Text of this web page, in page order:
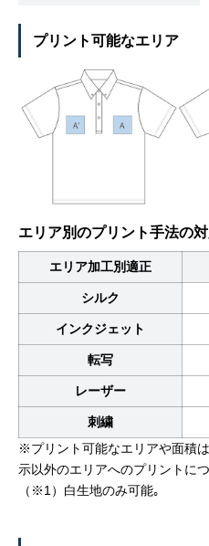
プリント可能なエリア
エリア別のプリント手法の
エリア加工別適正
シルク
インクジェット
転写
レーザー
刺繍
※プリント可能なエリアや面積
示以外のエリアへのプリントに
（※1）白生地のみ可能｡